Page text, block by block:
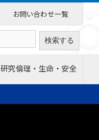
お問い合わせ一覧
研究倫理・生命・安全